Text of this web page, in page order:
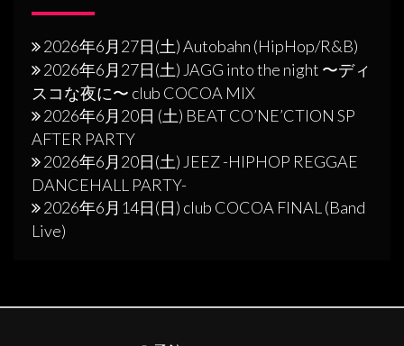
2026年6月27日(土) Autobahn (HipHop/R&B)
2026年6月27日(土) JAGG into the night 〜ディ
スコな夜に〜 club COCOA MIX
2026年6月20日 (土) BEAT CO’NE’CTION SP
AFTER PARTY
2026年6月20日(土) JEEZ -HIPHOP REGGAE
DANCEHALL PARTY-
2026年6月14日(日) club COCOA FINAL (Band
Live)